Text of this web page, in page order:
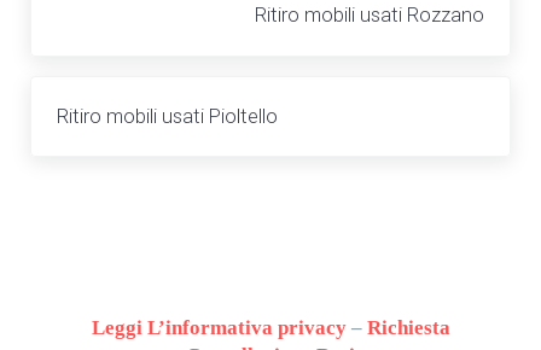
Ritiro mobili usati Rozzano
Ritiro mobili usati Pioltello
Leggi L’informativa privacy– Richiesta